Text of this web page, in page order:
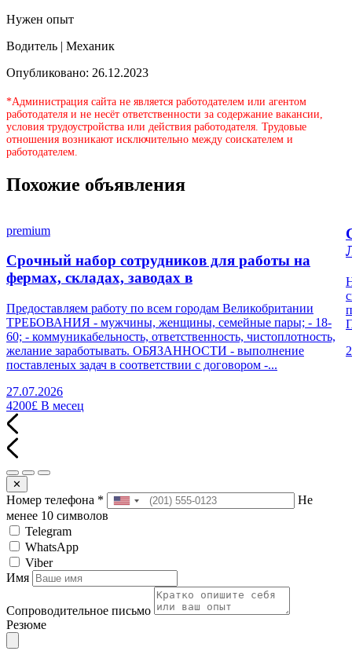
Нужен опыт
Водитель | Механик
Опубликовано: 26.12.2023
*Администрация сайта не является работодателем или агентом
работодателя и не несёт ответственности за содержание вакансии,
условия трудоустройства или действия работодателя. Трудовые
отношения возникают исключительно между соискателем и
работодателем.
Похожие объявления
premium
Срочный набор сотрудников для работы на
фермах, складах, заводах в
Предоставляем работу по всем городам Великобритании
ТРЕБОВАНИЯ - мужчины, женщины, семейные пары; - 18-
60; - коммуникабельность, ответственность, чистоплотность,
желание заработывать. ОБЯЗАННОСТИ - выполнение
поставленых задач в соответствии с договором -...
27.07.2026
4200£ В месец
✕
Номер телефона *
Не
менее 10 символов
Telegram
WhatsApp
Viber
Имя
Сопроводительное письмо
Резюме